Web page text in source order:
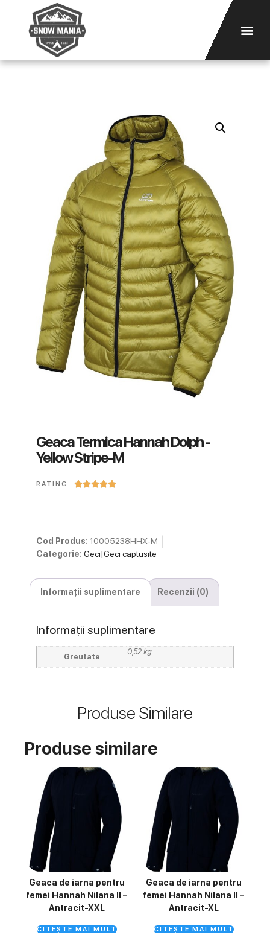
Geaca Termica Hannah Dolph -
Yellow Stripe-M
RATING 
Cod Produs: 10005238HHX-M
Categorie: Geci|Geci captusite
Informații suplimentare Recenzii (0)
Informații suplimentare
Greutate
0,52 kg
Produse Similare
Produse similare
Geaca de iarna pentru
femei Hannah Nilana II –
Antracit-XXL
CITEȘTE MAI MULT
Geaca de iarna pentru
femei Hannah Nilana II –
Antracit-XL
CITEȘTE MAI MULT